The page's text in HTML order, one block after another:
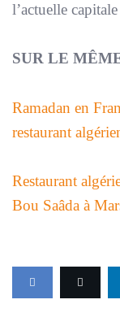
l’actuelle
SUR LE
Ramadan en
restaurant
Restaurant
Bou Saâda à